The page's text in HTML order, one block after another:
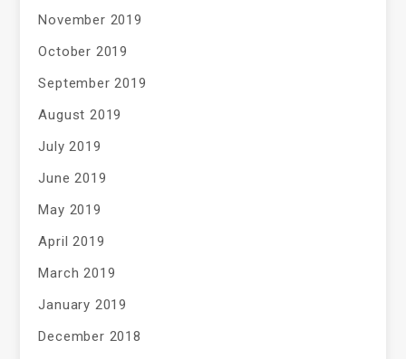
November 2019
October 2019
September 2019
August 2019
July 2019
June 2019
May 2019
April 2019
March 2019
January 2019
December 2018